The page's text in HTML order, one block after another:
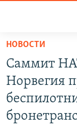
Вернуться
основному
содержанию
Вернутся
главной
ВОДА
ИСТОРИЯ
НОВОСТИ
Саммит
Норвегия